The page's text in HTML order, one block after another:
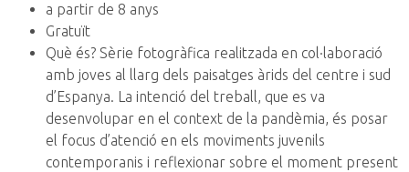
a partir de 8 anys
Gratuït
Què és? Sèrie fotogràfica realitzada en col·laboració
amb joves al llarg dels paisatges àrids del centre i sud
d’Espanya. La intenció del treball, que es va
desenvolupar en el context de la pandèmia, és posar
el focus d’atenció en els moviments juvenils
contemporanis i reflexionar sobre el moment present